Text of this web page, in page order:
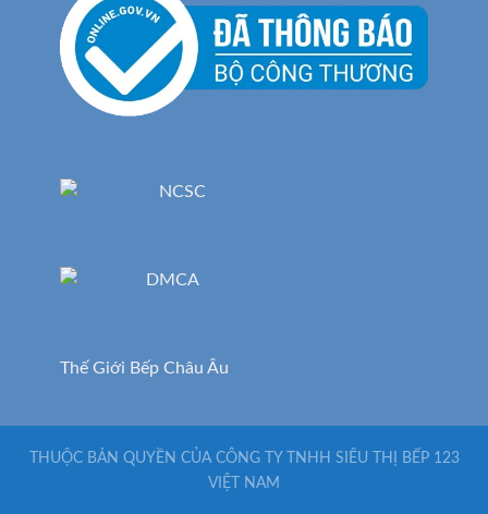
Thế Giới Bếp Châu Âu
THUỘC BẢN QUYỀN CỦA CÔNG TY TNHH SIÊU THỊ BẾP 123
VIỆT NAM